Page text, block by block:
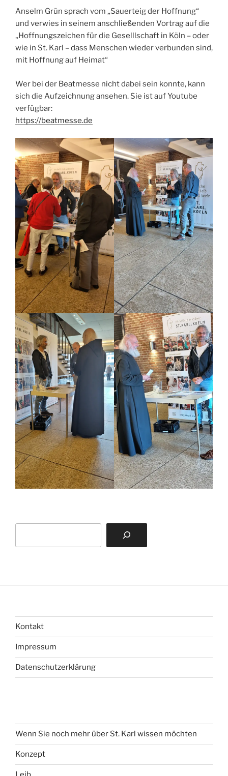
Anselm Grün sprach vom „Sauerteig der Hoffnung“
und verwies in seinem anschließenden Vortrag auf die
„Hoffnungszeichen für die Geselllschaft in Köln – oder
wie in St. Karl – dass Menschen wieder verbunden sind,
mit Hoffnung auf Heimat“
Wer bei der Beatmesse nicht dabei sein konnte, kann
sich die Aufzeichnung ansehen. Sie ist auf Youtube
verfügbar:
https://beatmesse.de
Kontakt
Impressum
Datenschutzerklärung
Wenn Sie noch mehr über St. Karl wissen möchten
Konzept